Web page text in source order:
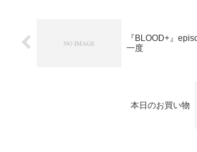
『BLOOD+』
一度
本日のお買い物